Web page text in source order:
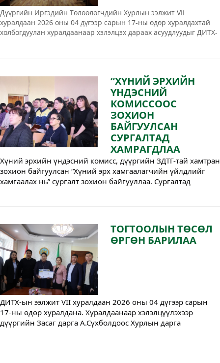
Дүүргийн Иргэдийн Төлөөлөгчдийн Хурлын ээлжит VII
хуралдаан 2026 оны 04 дүгээр сарын 17-ны өдөр хуралдахтай
холбогдуулан хуралдаанаар хэлэлцэх дараах асуудлуудыг ДИТХ-
“ХҮНИЙ ЭРХИЙН
ҮНДЭСНИЙ
КОМИССООС
ЗОХИОН
БАЙГУУЛСАН
СУРГАЛТАД
ХАМРАГДЛАА
Хүний эрхийн үндэсний комисс, дүүргийн ЗДТГ-тай хамтран
зохион байгуулсан “Хүний эрх хамгаалагчийн үйлдлийг
хамгаалах нь” сургалт зохион байгууллаа. Сургалтад
ТОГТООЛЫН ТӨСӨЛ
ӨРГӨН БАРИЛАА
ДИТХ-ын ээлжит VII хуралдаан 2026 оны 04 дүгээр сарын
17-ны өдөр хуралдана. Хуралдаанаар хэлэлцүүлэхээр
дүүргийн Засаг дарга А.Сүхболдоос Хурлын дарга